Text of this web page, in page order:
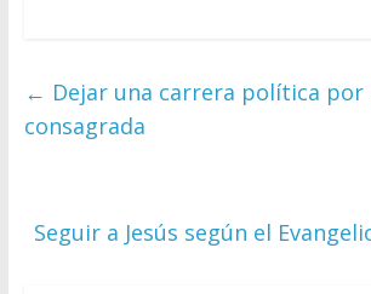
← Dejar una carrera política por
consagrada
Seguir a Jesús según el